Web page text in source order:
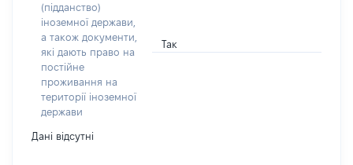
(підданство)
іноземної держави,
а також документи,
які дають право на
постійне
проживання на
території іноземної
держави
Так
Дані відсутні